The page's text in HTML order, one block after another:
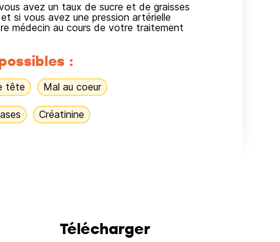
avez un taux de sucre et de graisses
si vous avez une pression artérielle
médecin au cours de votre traitement
:
tête Mal au coeur
Créatinine
Télécharger